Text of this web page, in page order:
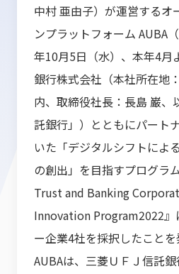
中村 亜由子）が運営するオ
ンプラットフォーム AUBA
年10月5日（水）、本年4月
銀行株式会社（本社所在地
内、取締役社長：長島 巌、
託銀行」）とともにパート
いた「デジタルシフトによ
の創出」を目指すプログラ
Trust and Banking
Innovation Program2022』
ー企業4社を採択したこと
AUBAは、三菱ＵＦＪ信託